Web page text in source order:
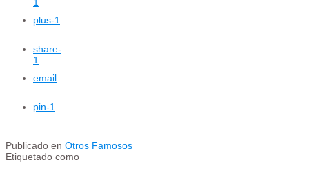
1
plus-1
share-
1
email
pin-1
Publicado en Otros Famosos
Etiquetado como